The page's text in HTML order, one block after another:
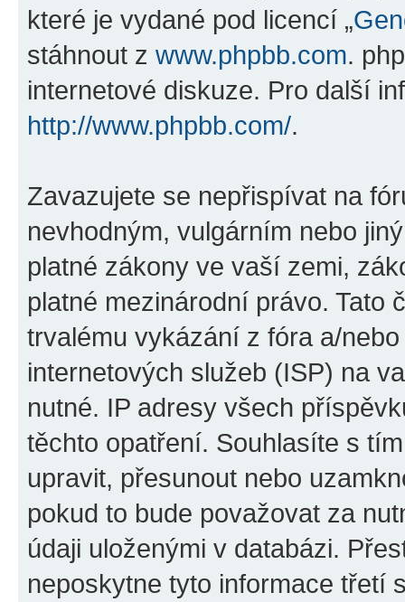
které je vydané pod licencí „
stáhnout z www.phpbb.com.
internetové diskuze. Pro další
http://www.phpbb.com/.
Zavazujete se nepřispívat na
nevhodným, vulgárním nebo
platné zákony ve vaší zemi,
platné mezinárodní právo. Tato
trvalému vykázání z fóra a/
internetových služeb (ISP) na
nutné. IP adresy všech
těchto opatření. Souhlasíte s
upravit, přesunout nebo
pokud to bude považovat za
údaji uloženými v databázi.
neposkytne tyto informace třetí